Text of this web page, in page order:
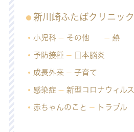
新川崎ふたばクリニッ
小児科 その他 熱
予防接種 日本脳炎
成長外来 子育て
感染症 新型コロナウィルス
赤ちゃんのこと トラブル